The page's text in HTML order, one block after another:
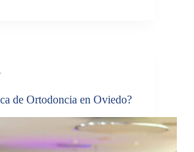
de Ortodoncia en Oviedo?